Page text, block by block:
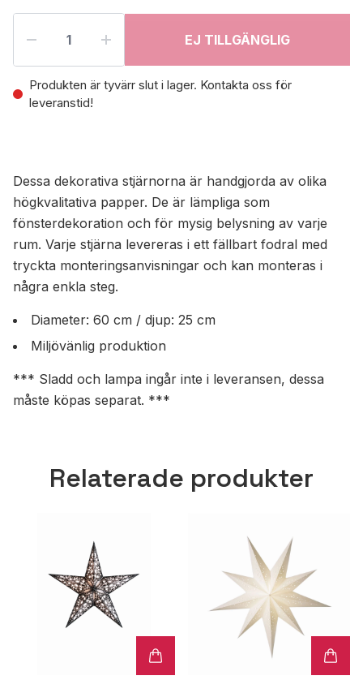
EJ TILLGÄNGLIG
Produkten är tyvärr slut i lager. Kontakta oss för
leveranstid!
Dessa dekorativa stjärnorna är handgjorda av olika
högkvalitativa papper. De är lämpliga som
fönsterdekoration och för mysig belysning av varje
rum. Varje stjärna levereras i ett fällbart fodral med
tryckta monteringsanvisningar och kan monteras i
några enkla steg.
Diameter: 60 cm / djup: 25 cm
Miljövänlig produktion
*** Sladd och lampa ingår inte i leveransen, dessa
måste köpas separat. ***
Relaterade produkter